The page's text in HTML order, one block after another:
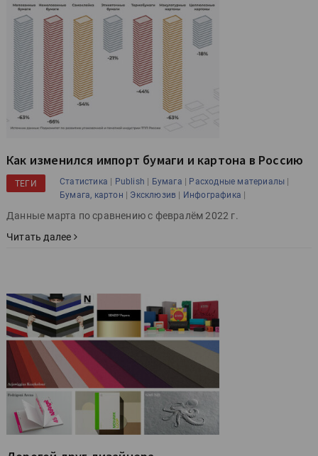
Как изменился импорт бумаги и картона в Россию
ТЕГИ Статистика | Publish | Бумага | Расходные материалы |
Бумага, картон | Эксклюзив | Инфографика |
Данные марта по сравнению с февралём 2022 г.
Читать далее